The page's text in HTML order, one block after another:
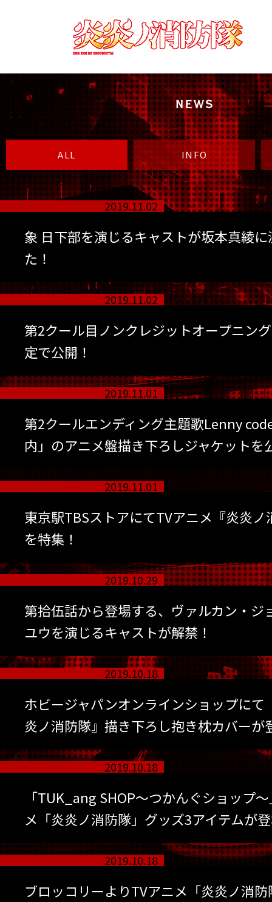
ALL INFO
2019.11.02
象 日下部を演じるキャストが坂本真綾
た！
2019.11.02
第2クール目ノンクレジットオープニン
定で公開！
2019.11.01
第2クールエンディング主題歌Lenny
内」のアニメ盤描き下ろしジャケットを
2019.11.01
東京駅TBSストアにてTVアニメ『炎炎
を特集！
2019.10.29
第拾伍話から登場する、ヴァルカン・ジ
ユウを演じるキャストが解禁！
2019.10.18
ホビージャパンオンラインショップに
炎ノ消防隊』描き下ろし抱き枕カバーが
2019.10.18
「TUK_ang SHOP〜つかんぐショップ
メ「炎炎ノ消防隊」グッズ3アイテムが
2019.10.18
ブロッコリーよりTVアニメ「炎炎ノ消
防
ENN
SHOUBOUTAI